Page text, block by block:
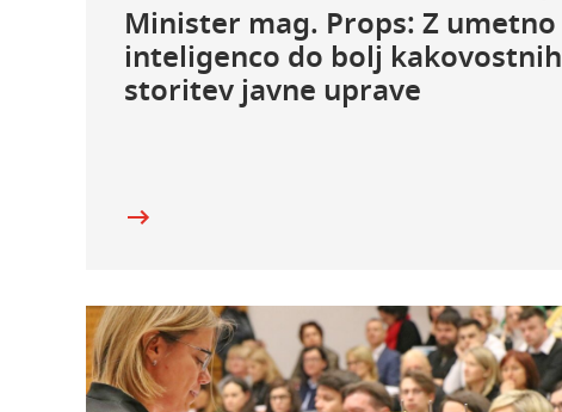
Minister mag. Props: Z umetno
inteligenco do bolj kakovostnih
storitev javne uprave